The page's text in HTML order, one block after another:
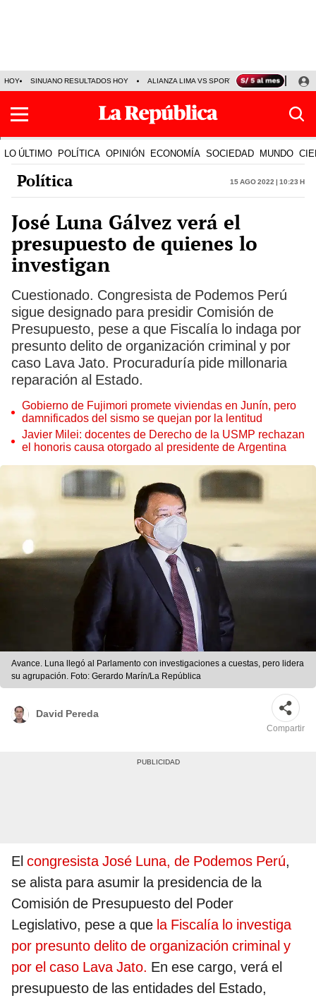
HOY SINUANO RESULTADOS HOY ALIANZA LIMA VS SPORT BOYS JORGE
LO ÚLTIMO POLÍTICA OPINIÓN ECONOMÍA SOCIEDAD MUNDO
Política 15 Ago 2022 | 10:23 h
José Luna Gálvez verá el
presupuesto de quienes lo
investigan
Cuestionado. Congresista de Podemos Perú
sigue designado para presidir Comisión de
Presupuesto, pese a que Fiscalía lo indaga por
presunto delito de organización criminal y por
caso Lava Jato. Procuraduría pide millonaria
reparación al Estado.
Gobierno de Fujimori promete viviendas en Junín, pero
damnificados del sismo se quejan por la lentitud
Javier Milei: docentes de Derecho de la USMP rechazan
el honoris causa otorgado al presidente de Argentina
Avance. Luna llegó al Parlamento con investigaciones a cuestas, pero lidera
su agrupación. Foto: Gerardo Marín/La República
David Pereda
Compartir
El congresista José Luna, de Podemos Perú,
se alista para asumir la presidencia de la
Comisión de Presupuesto del Poder
Legislativo, pese a que la Fiscalía lo investiga
por presunto delito de organización criminal y
por el caso Lava Jato. En ese cargo, verá el
presupuesto de las entidades del Estado,